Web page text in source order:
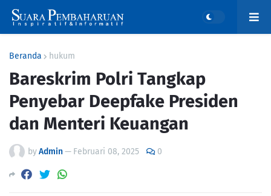
Beranda hukum
Bareskrim Polri Tangkap
Penyebar Deepfake Presiden
dan Menteri Keuangan
byAdmin— Februari 08, 2025 0